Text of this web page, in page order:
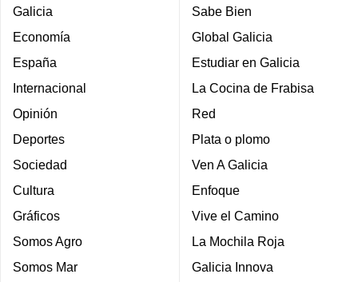
Galicia
Economía
España
Internacional
Opinión
Deportes
Sociedad
Cultura
Gráficos
Somos Agro
Somos Mar
Sabe Bien
Global Galicia
Estudiar en Galicia
La Cocina de Frabisa
Red
Plata o plomo
Ven A Galicia
Enfoque
Vive el Camino
La Mochila Roja
Galicia Innova